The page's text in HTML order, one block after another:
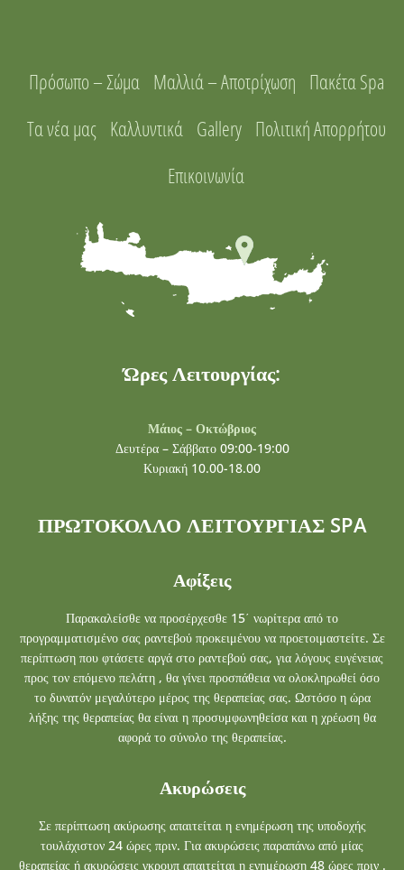
Πρόσωπο – Σώμα Μαλλιά – Αποτρίχωση Πακέτα Spa
Τα νέα μας Καλλυντικά Gallery Πολιτική Απορρήτου
Επικοινωνία
Ώρες Λειτουργίας:
Μάιος – Οκτώβριος
Δευτέρα – Σάββατο 09:00-19:00
Κυριακή 10.00-18.00
ΠΡΩΤΟΚΟΛΛΟ ΛΕΙΤΟΥΡΓΙΑΣ SPA
Αφίξεις
Παρακαλείσθε να προσέρχεσθε 15΄ νωρίτερα από το
προγραμματισμένο σας ραντεβού προκειμένου να προετοιμαστείτε. Σε
περίπτωση που φτάσετε αργά στο ραντεβού σας, για λόγους ευγένειας
προς τον επόμενο πελάτη , θα γίνει προσπάθεια να ολοκληρωθεί όσο
το δυνατόν μεγαλύτερο μέρος της θεραπείας σας. Ωστόσο η ώρα
λήξης της θεραπείας θα είναι η προσυμφωνηθείσα και η χρέωση θα
αφορά το σύνολο της θεραπείας.
Ακυρώσεις
Σε περίπτωση ακύρωσης απαιτείται η ενημέρωση της υποδοχής
τουλάχιστον 24 ώρες πριν. Για ακυρώσεις παραπάνω από μίας
θεραπείας ή ακυρώσεις γκρουπ απαιτείται η ενημέρωση 48 ώρες πριν .